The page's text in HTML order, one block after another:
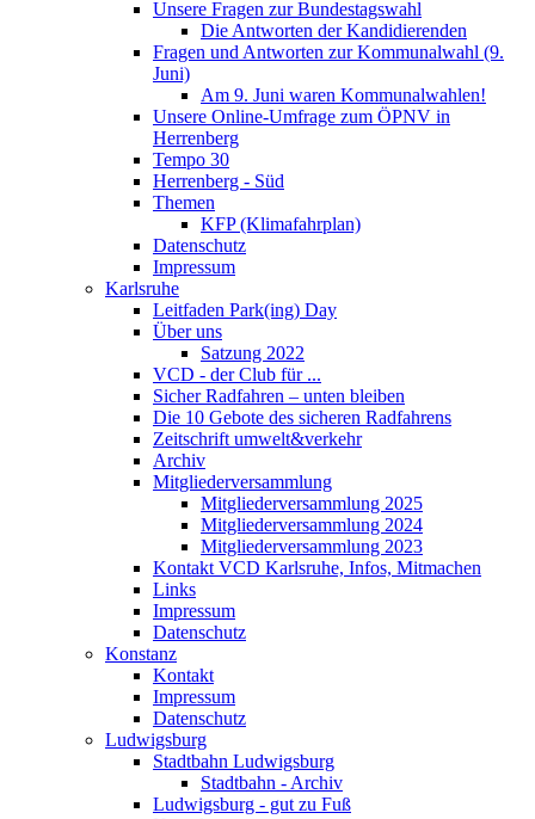
Unsere Fragen zur Bundestagswahl
Die Antworten der Kandidierenden
Fragen und Antworten zur Kommunalwahl (9.
Juni)
Am 9. Juni waren Kommunalwahlen!
Unsere Online-Umfrage zum ÖPNV in
Herrenberg
Tempo 30
Herrenberg - Süd
Themen
KFP (Klimafahrplan)
Datenschutz
Impressum
Karlsruhe
Leitfaden Park(ing) Day
Über uns
Satzung 2022
VCD - der Club für ...
Sicher Radfahren – unten bleiben
Die 10 Gebote des sicheren Radfahrens
Zeitschrift umwelt&verkehr
Archiv
Mitgliederversammlung
Mitgliederversammlung 2025
Mitgliederversammlung 2024
Mitgliederversammlung 2023
Kontakt VCD Karlsruhe, Infos, Mitmachen
Links
Impressum
Datenschutz
Konstanz
Kontakt
Impressum
Datenschutz
Ludwigsburg
Stadtbahn Ludwigsburg
Stadtbahn - Archiv
Ludwigsburg - gut zu Fuß